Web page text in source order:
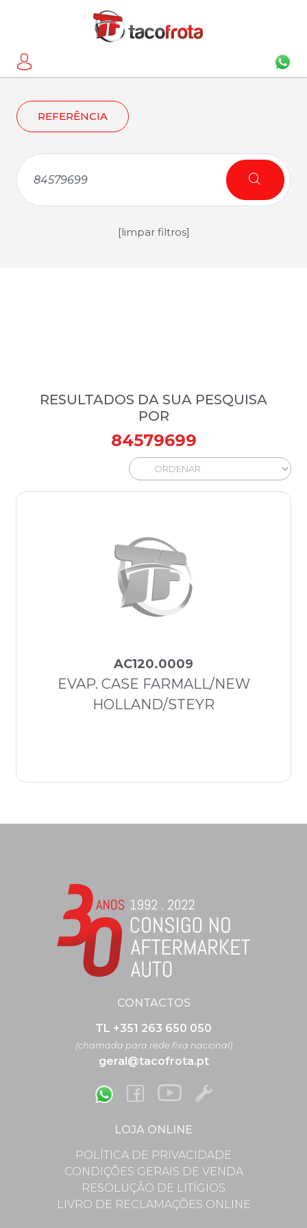
REFERÊNCIA
[limpar filtros]
RESULTADOS DA SUA PESQUISA
POR
84579699
AC120.0009
EVAP. CASE FARMALL/NEW
HOLLAND/STEYR
CONTACTOS
TL +351 263 650 050
(chamada para rede fixa nacional)
geral@tacofrota.pt
LOJA ONLINE
POLÍTICA DE PRIVACIDADE
CONDIÇÕES GERAIS DE VENDA
RESOLUÇÃO DE LITÍGIOS
LIVRO DE RECLAMAÇÕES ONLINE